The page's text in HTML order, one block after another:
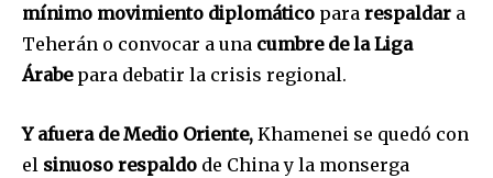
mínimo movimiento diplomático para respaldar a
Teherán o convocar a una cumbre de la Liga
Árabe para debatir la crisis regional.
Y afuera de Medio Oriente, Khamenei se quedó con
el sinuoso respaldo de China y la monserga